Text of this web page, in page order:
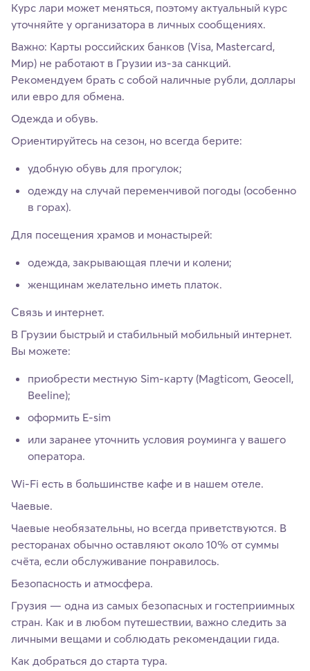
Курс лари может меняться, поэтому актуальный курс
уточняйте у организатора в личных сообщениях.
Важно: Карты российских банков (Visa, Mastercard,
Мир) не работают в Грузии из-за санкций.
Рекомендуем брать с собой наличные рубли, доллары
или евро для обмена.
Одежда и обувь.
Ориентируйтесь на сезон, но всегда берите:
удобную обувь для прогулок;
одежду на случай переменчивой погоды (особенно
в горах).
Для посещения храмов и монастырей:
одежда, закрывающая плечи и колени;
женщинам желательно иметь платок.
Связь и интернет.
В Грузии быстрый и стабильный мобильный интернет.
Вы можете:
приобрести местную Sim-карту (Magticom, Geocell,
Beeline);
оформить E-sim
или заранее уточнить условия роуминга у вашего
оператора.
Wi-Fi есть в большинстве кафе и в нашем отеле.
Чаевые.
Чаевые необязательны, но всегда приветствуются. В
ресторанах обычно оставляют около 10% от суммы
счёта, если обслуживание понравилось.
Безопасность и атмосфера.
Грузия — одна из самых безопасных и гостеприимных
стран. Как и в любом путешествии, важно следить за
личными вещами и соблюдать рекомендации гида.
Как добраться до старта тура.